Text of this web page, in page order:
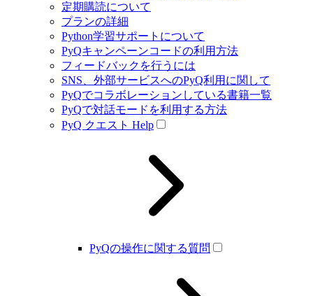
定期購読について
プランの詳細
Python学習サポートについて
PyQキャンペーンコードの利用方法
フィードバックを行うには
SNS、外部サービスへのPyQ利用に関して
PyQでコラボレーションしている書籍一覧
PyQで対話モードを利用する方法
PyQ クエスト Help
PyQの操作に関する質問